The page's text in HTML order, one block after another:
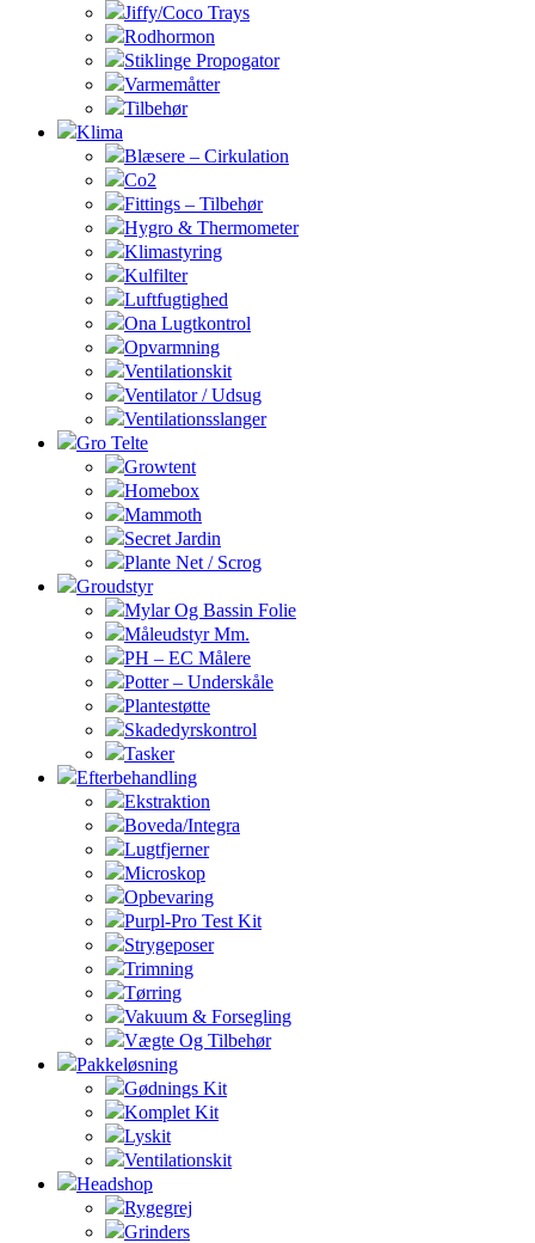
Jiffy/Coco Trays
Rodhormon
Stiklinge Propogator
Varmemåtter
Tilbehør
Klima
Blæsere – Cirkulation
Co2
Fittings – Tilbehør
Hygro & Thermometer
Klimastyring
Kulfilter
Luftfugtighed
Ona Lugtkontrol
Opvarmning
Ventilationskit
Ventilator / Udsug
Ventilationsslanger
Gro Telte
Growtent
Homebox
Mammoth
Secret Jardin
Plante Net / Scrog
Groudstyr
Mylar Og Bassin Folie
Måleudstyr Mm.
PH – EC Målere
Potter – Underskåle
Plantestøtte
Skadedyrskontrol
Tasker
Efterbehandling
Ekstraktion
Boveda/Integra
Lugtfjerner
Microskop
Opbevaring
Purpl-Pro Test Kit
Strygeposer
Trimning
Tørring
Vakuum & Forsegling
Vægte Og Tilbehør
Pakkeløsning
Gødnings Kit
Komplet Kit
Lyskit
Ventilationskit
Headshop
Rygegrej
Grinders